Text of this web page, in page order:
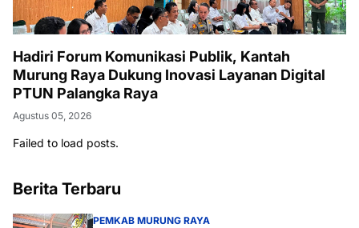
Hadiri Forum Komunikasi Publik, Kantah
Murung Raya Dukung Inovasi Layanan Digital
PTUN Palangka Raya
Agustus 05, 2026
Failed to load posts.
Berita Terbaru
PEMKAB MURUNG RAYA